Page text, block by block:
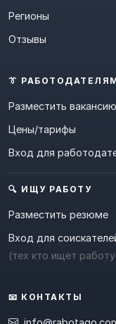
Регионы
Отзывы
👔
Разместить вакансию
Цены/тарифы
Вход для
🔍 ИЩУ РАБОТУ
Разместить резюме
Вход для
(тех кто ищет
📧 КОНТАКТЫ